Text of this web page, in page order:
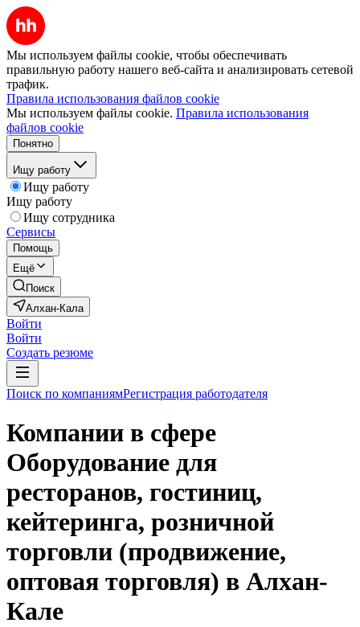
Мы используем файлы cookie, чтобы обеспечивать
правильную работу нашего веб-сайта и анализировать сетевой
трафик.
Правила использования файлов cookie
Мы используем файлы cookie. Правила использования
файлов cookie
Понятно
Ищу работу
Ищу работу
Ищу работу
Ищу сотрудника
Сервисы
Помощь
Ещё
Поиск
Алхан-Кала
Войти
Войти
Создать резюме
Поиск по компаниямРегистрация работодателя
Компании в сфере
Оборудование для
ресторанов, гостиниц,
кейтеринга, розничной
торговли (продвижение,
оптовая торговля) в Алхан-
Кале